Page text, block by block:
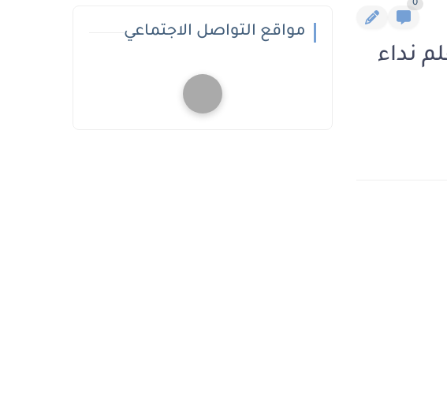
0
الهامش الفصل السابع والعشرون 27 بقلم نداء
مواقع التواصل الاجتماعي